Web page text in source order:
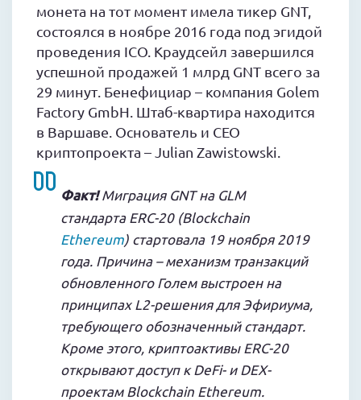
монета на тот момент имела тикер GNT,
состоялся в ноябре 2016 года под эгидой
проведения ICO. Краудсейл завершился
успешной продажей 1 млрд GNT всего за
29 минут. Бенефициар – компания Golem
Factory GmbH. Штаб-квартира находится
в Варшаве. Основатель и CEO
криптопроекта – Julian Zawistowski.
Факт!Миграция GNT на GLM
стандарта ERC-20 (Blockchain
Ethereum) стартовала 19 ноября 2019
года. Причина – механизм транзакций
обновленного Голем выстроен на
принципах L2-решения для Эфириума,
требующего обозначенный стандарт.
Кроме этого, криптоактивы ERC-20
открывают доступ к DeFi- и DEX-
проектам Blockchain Ethereum.